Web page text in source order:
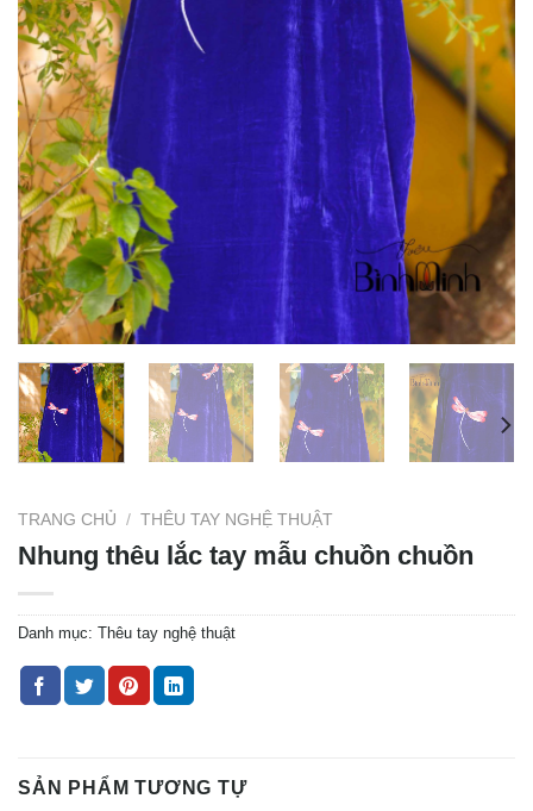
TRANG CHỦ / THÊU TAY NGHỆ THUẬT
Nhung thêu lắc tay mẫu chuồn chuồn
Danh mục: Thêu tay nghệ thuật
SẢN PHẨM TƯƠNG TỰ